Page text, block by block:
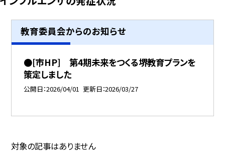
教育委員会からのお知らせ
●[市HP] 第4期未来をつくる堺教育プランを
策定しました
公開日 2026/04/01 更新日 2026/03/27
対象の記事はありません